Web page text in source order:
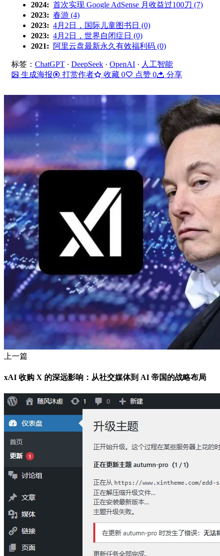
2024: 首次实现 Google AdSense 月收益过100刀 (7)
2023: 春游 (4)
2023: 4月2日，国际儿童图书日 (0)
2023: 4月2日，世界自闭症日 (0)
2021:
阿里云盘最新永久有效福利码 (0)
标签： ChatGPT · DeepSeek · OpenAI · 人工智能
生成海报
打赏作者 收藏 0 点赞 0 分享
上一篇
xAI 收购 X 的深远影响：从社交媒体到 AI 帝国的战略布局